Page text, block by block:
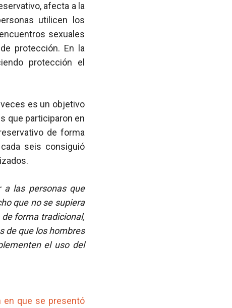
afecta a la
utilicen los
sexuales
protección. En la
protección el
es un objetivo
que participaron en
de forma
seis consiguió
a las personas que
que no se supiera
de forma tradicional,
de que los hombres
el uso del
en que se presentó